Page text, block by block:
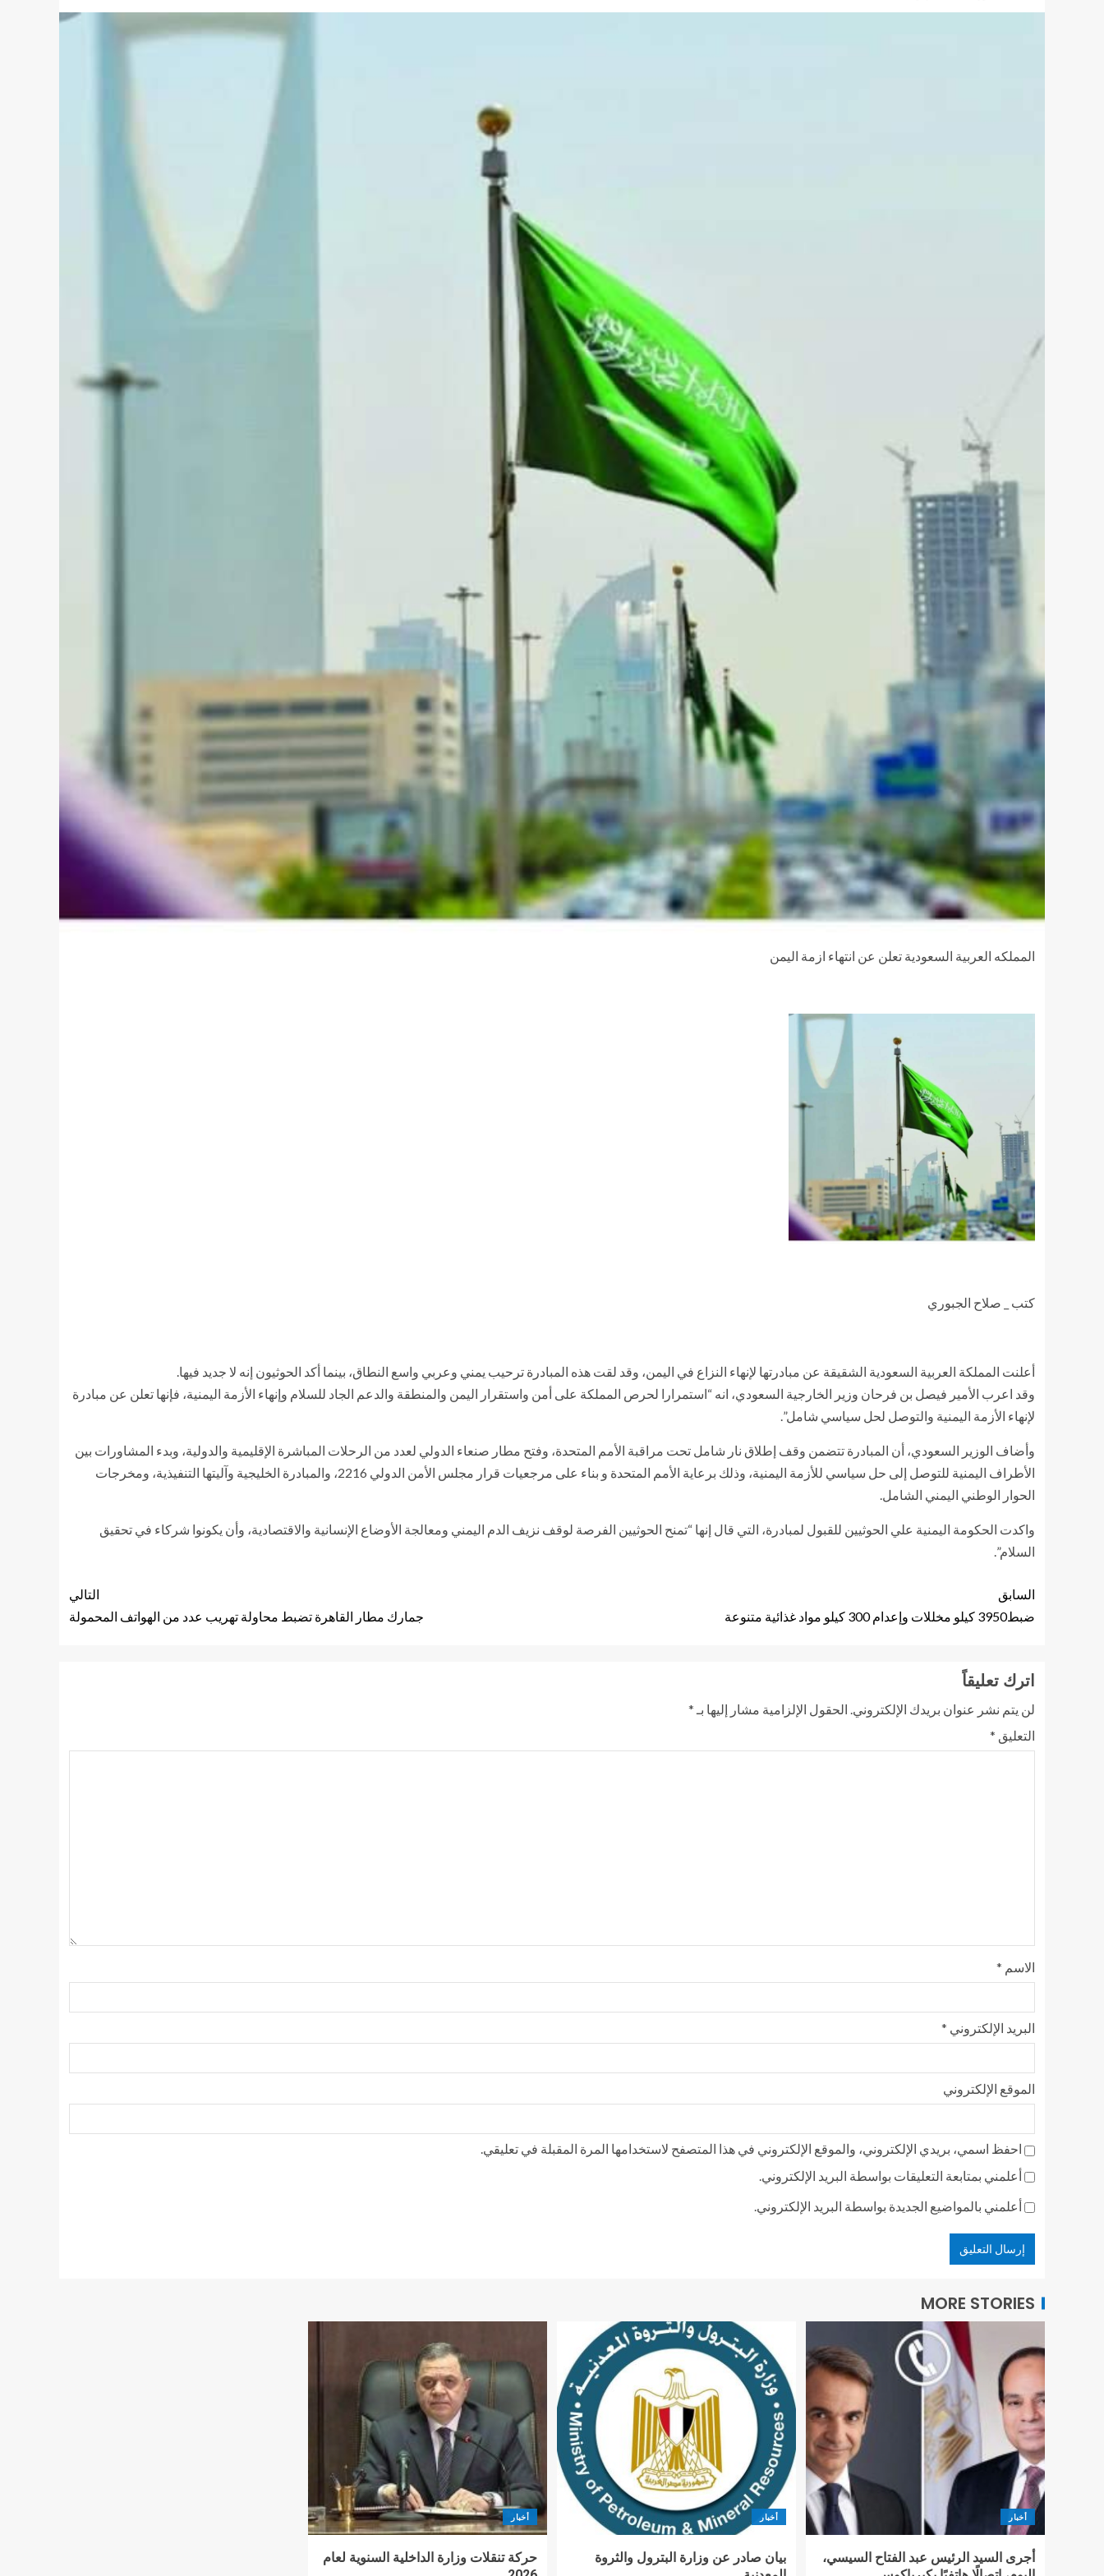
المملكه العربية السعودية تعلن عن انتهاء ازمة اليمن
كتب _ صلاح الجبوري
أعلنت المملكة العربية السعودية الشقيقة عن مبادرتها لإنهاء النزاع في اليمن، وقد لقت هذه المبادرة ترحيب يمني وعربي واسع النطاق، بينما أكد الحوثيون إنه لا جديد فيها.
وقد اعرب الأمير فيصل بن فرحان وزير الخارجية السعودي، انه “استمرارا لحرص المملكة على أمن واستقرار اليمن والمنطقة والدعم الجاد للسلام وإنهاء الأزمة اليمنية، فإنها تعلن عن مبادرة
لإنهاء الأزمة اليمنية والتوصل لحل سياسي شامل”.
وأضاف الوزير السعودي، أن المبادرة تتضمن وقف إطلاق نار شامل تحت مراقبة الأمم المتحدة، وفتح مطار صنعاء الدولي لعدد من الرحلات المباشرة الإقليمية والدولية، وبدء المشاورات بين
الأطراف اليمنية للتوصل إلى حل سياسي للأزمة اليمنية، وذلك برعاية الأمم المتحدة و بناء على مرجعيات قرار مجلس الأمن الدولي 2216، والمبادرة الخليجية وآليتها التنفيذية، ومخرجات
الحوار الوطني اليمني الشامل.
واكدت الحكومة اليمنية علي الحوثيين للقبول لمبادرة، التي قال إنها “تمنح الحوثيين الفرصة لوقف نزيف الدم اليمني ومعالجة الأوضاع الإنسانية والاقتصادية، وأن يكونوا شركاء في تحقيق
السلام”.
السابق
ضبط3950 كيلو مخللات وإعدام 300 كيلو مواد غذائية متنوعة
التالي
جمارك مطار القاهرة تضبط محاولة تهريب عدد من الهواتف المحمولة
اترك تعليقاً
لن يتم نشر عنوان بريدك الإلكتروني. الحقول الإلزامية مشار إليها بـ *
التعليق *
الاسم *
البريد الإلكتروني *
الموقع الإلكتروني
احفظ اسمي، بريدي الإلكتروني، والموقع الإلكتروني في هذا المتصفح لاستخدامها المرة المقبلة في تعليقي.
أعلمني بمتابعة التعليقات بواسطة البريد الإلكتروني.
أعلمني بالمواضيع الجديدة بواسطة البريد الإلكتروني.
MORE STORIES
أخبار
أجرى السيد الرئيس عبد الفتاح السيسي،
أخبار
بيان صادر عن وزارة البترول والثروة
أخبار
حركة تنقلات وزارة الداخلية السنوية لعام